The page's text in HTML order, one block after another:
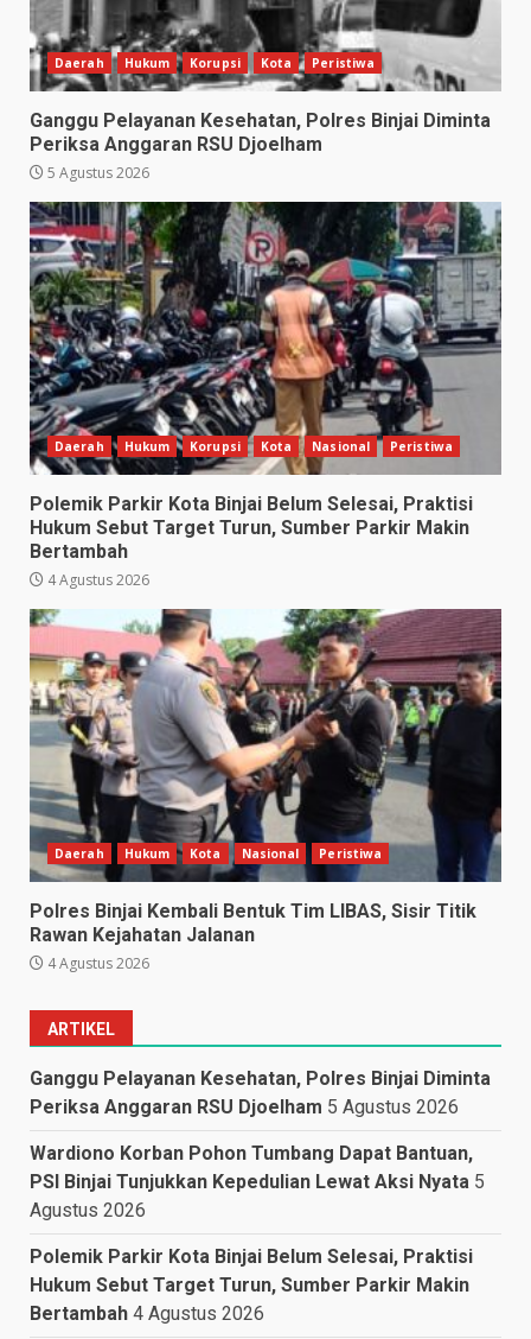
Daerah Hukum Korupsi Kota Peristiwa
Ganggu Pelayanan Kesehatan, Polres Binjai Diminta
Periksa Anggaran RSU Djoelham
5 Agustus 2026
Daerah Hukum Korupsi Kota Nasional Peristiwa
Polemik Parkir Kota Binjai Belum Selesai, Praktisi
Hukum Sebut Target Turun, Sumber Parkir Makin
Bertambah
4 Agustus 2026
Daerah Hukum Kota Nasional Peristiwa
Polres Binjai Kembali Bentuk Tim LIBAS, Sisir Titik
Rawan Kejahatan Jalanan
4 Agustus 2026
ARTIKEL
Ganggu Pelayanan Kesehatan, Polres Binjai Diminta
Periksa Anggaran RSU Djoelham 5 Agustus 2026
Wardiono Korban Pohon Tumbang Dapat Bantuan,
PSI Binjai Tunjukkan Kepedulian Lewat Aksi Nyata 5
Agustus 2026
Polemik Parkir Kota Binjai Belum Selesai, Praktisi
Hukum Sebut Target Turun, Sumber Parkir Makin
Bertambah 4 Agustus 2026